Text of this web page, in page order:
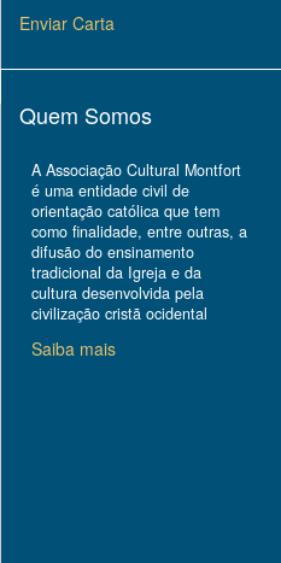
Enviar Carta
Quem Somos
A Associação Cultural Montfort
é uma entidade civil de
orientação católica que tem
como finalidade, entre outras, a
difusão do ensinamento
tradicional da Igreja e da
cultura desenvolvida pela
civilização cristã ocidental
Saiba mais